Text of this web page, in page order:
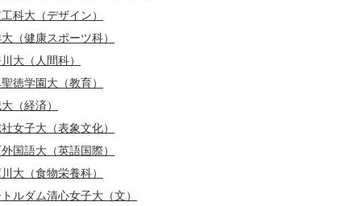
科大（デザイン）
（健康スポーツ科）
大（人間科）
徳学園大（教育）
（経済）
女子大（表象文化）
国語大（英語国際）
大（食物栄養科）
トルダム清心女子大（文）